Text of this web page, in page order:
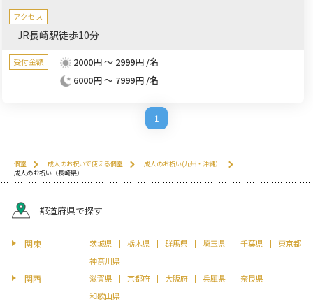
アクセス
JR長崎駅徒歩10分
受付金額
2000円 ～ 2999円 /名
6000円 ～ 7999円 /名
1
個室 成人のお祝いで使える個室
成人のお祝い(九州・沖縄）
成人のお祝い（長崎県）
都道府県で探す
関東 茨城県 栃木県 群馬県 埼玉県 千葉県
東京都
神奈川県
関西 滋賀県 京都府 大阪府 兵庫県
奈良県
和歌山県